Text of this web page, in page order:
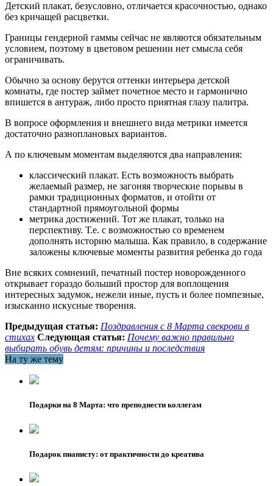
Детский плакат, безусловно, отличается красочностью, однако
без кричащей расцветки.
Границы гендерной гаммы сейчас не являются обязательным
условием, поэтому в цветовом решении нет смысла себя
ограничивать.
Обычно за основу берутся оттенки интерьера детской
комнаты, где постер займет почетное место и гармонично
впишется в антураж, либо просто приятная глазу палитра.
В вопросе оформления и внешнего вида метрики имеется
достаточно разноплановых вариантов.
А по ключевым моментам выделяются два направления:
классический плакат. Есть возможность выбрать
желаемый размер, не загоняя творческие порывы в
рамки традиционных форматов, и отойти от
стандартной прямоугольной формы
метрика достижений. Тот же плакат, только на
перспективу. Т.е. с возможностью со временем
дополнять историю малыша. Как правило, в содержание
заложены ключевые моменты развития ребенка до года
Вне всяких сомнений, печатный постер новорожденного
открывает гораздо больший простор для воплощения
интересных задумок, нежели иные, пусть и более помпезные,
изысканно искусные творения.
Предыдущая статья: Поздравления с 8 Марта свекрови в
стихах Следующая статья: Почему важно правильно
выбирать обувь детям: причины и последствия
На ту же тему
Подарки на 8 Марта: что преподнести коллегам
Подарок пианисту: от практичности до креатива